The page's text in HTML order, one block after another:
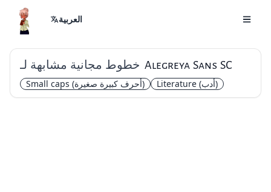
العربية
خطوط مجانية مشابهة لـ Alegreya Sans SC
Small caps (أحرف كبيرة صغيرة) Literature (أدب)